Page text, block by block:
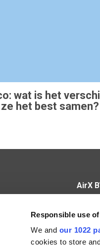
Responsible use
We and our 1022
cookies to store
wat is het
het best samen?
AirX
9820
09 430